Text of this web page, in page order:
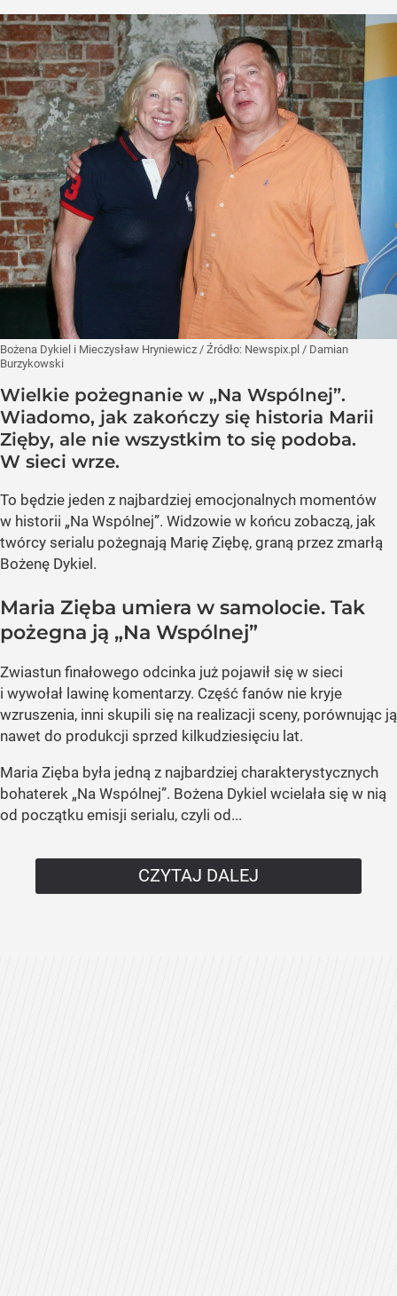
Bożena Dykiel i Mieczysław Hryniewicz / Źródło: Newspix.pl / Damian
Burzykowski
Wielkie pożegnanie w „Na Wspólnej”.
Wiadomo, jak zakończy się historia Marii
Zięby, ale nie wszystkim to się podoba.
W sieci wrze.
To będzie jeden z najbardziej emocjonalnych momentów
w historii „Na Wspólnej”. Widzowie w końcu zobaczą, jak
twórcy serialu pożegnają Marię Ziębę, graną przez zmarłą
Bożenę Dykiel.
Maria Zięba umiera w samolocie. Tak
pożegna ją „Na Wspólnej”
Zwiastun finałowego odcinka już pojawił się w sieci
i wywołał lawinę komentarzy. Część fanów nie kryje
wzruszenia, inni skupili się na realizacji sceny, porównując ją
nawet do produkcji sprzed kilkudziesięciu lat.
Maria Zięba była jedną z najbardziej charakterystycznych
bohaterek „Na Wspólnej”. Bożena Dykiel wcielała się w nią
od początku emisji serialu, czyli od...
CZYTAJ DALEJ